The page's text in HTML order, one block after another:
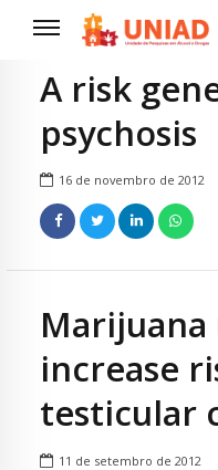
A risk
psychosis
16 de novembro de 2012
Marijuana
increase
testicular
11 de setembro de 2012